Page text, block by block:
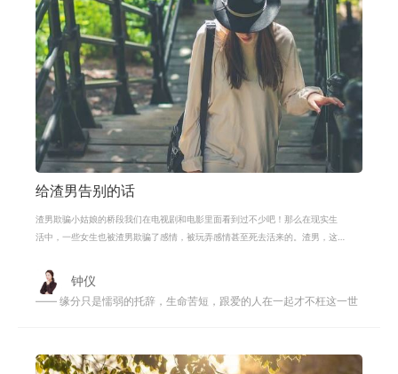
给渣男告别的话
渣男欺骗小姑娘的桥段我们在电视剧和电影里面看到过不少吧！那么在现实生
活中，一些女生也被渣男欺骗了感情，被玩弄感情甚至死去活来的。渣男，这
钟仪
—— 缘分只是懦弱的托辞，生命苦短，跟爱的人在一起才不枉这一世